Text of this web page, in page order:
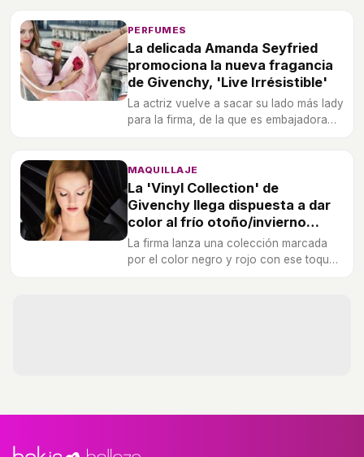
PERFUMES
La delicada Amanda Seyfried
promociona la nueva fragancia
de Givenchy, 'Live Irrésistible'
La actriz vuelve a sacar su lado más lady
para la firma, de la que es embajadora
MAQUILLAJE
La 'Vinyl Collection' de
Givenchy llega dispuesta a dar
color al frío otoño/invierno
2015/2016
La firma lanza una colección marcada
por el color negro y rojo con ese toque